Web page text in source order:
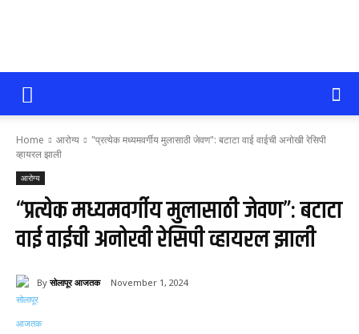
सोलापूर
आजतक
Home आरोग्य
"प्रत्येक मध्यमवर्गीय मुलासाठी जेवण": बटाटा वाई वाईची अनोखी रेसिपी
व्हायरल झाली
आरोग्य
“प्रत्येक मध्यमवर्गीय मुलासाठी जेवण”: बटाटा
वाई वाईची अनोखी रेसिपी व्हायरल झाली
By सोलापूर आजतक November 1, 2024